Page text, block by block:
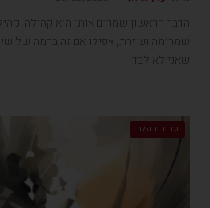
הדבר הראשון שמרים אותי הוא קהילה.
שמרימה ועוזרת, אפילו אם זה ברמה של
שאני לא לבד
עבודת הלב